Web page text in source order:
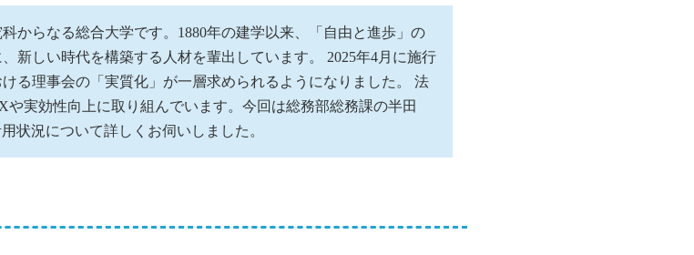
からなる総合大学です。1880年の建学以来、「自由と進歩」の
新しい時代を構築する人材を輩出しています。 2025年4月に施行
る理事会の「実質化」が一層求められるようになりました。 法
実効性向上に取り組んでいます。今回は総務部総務課の半田
状況について詳しくお伺いしました。